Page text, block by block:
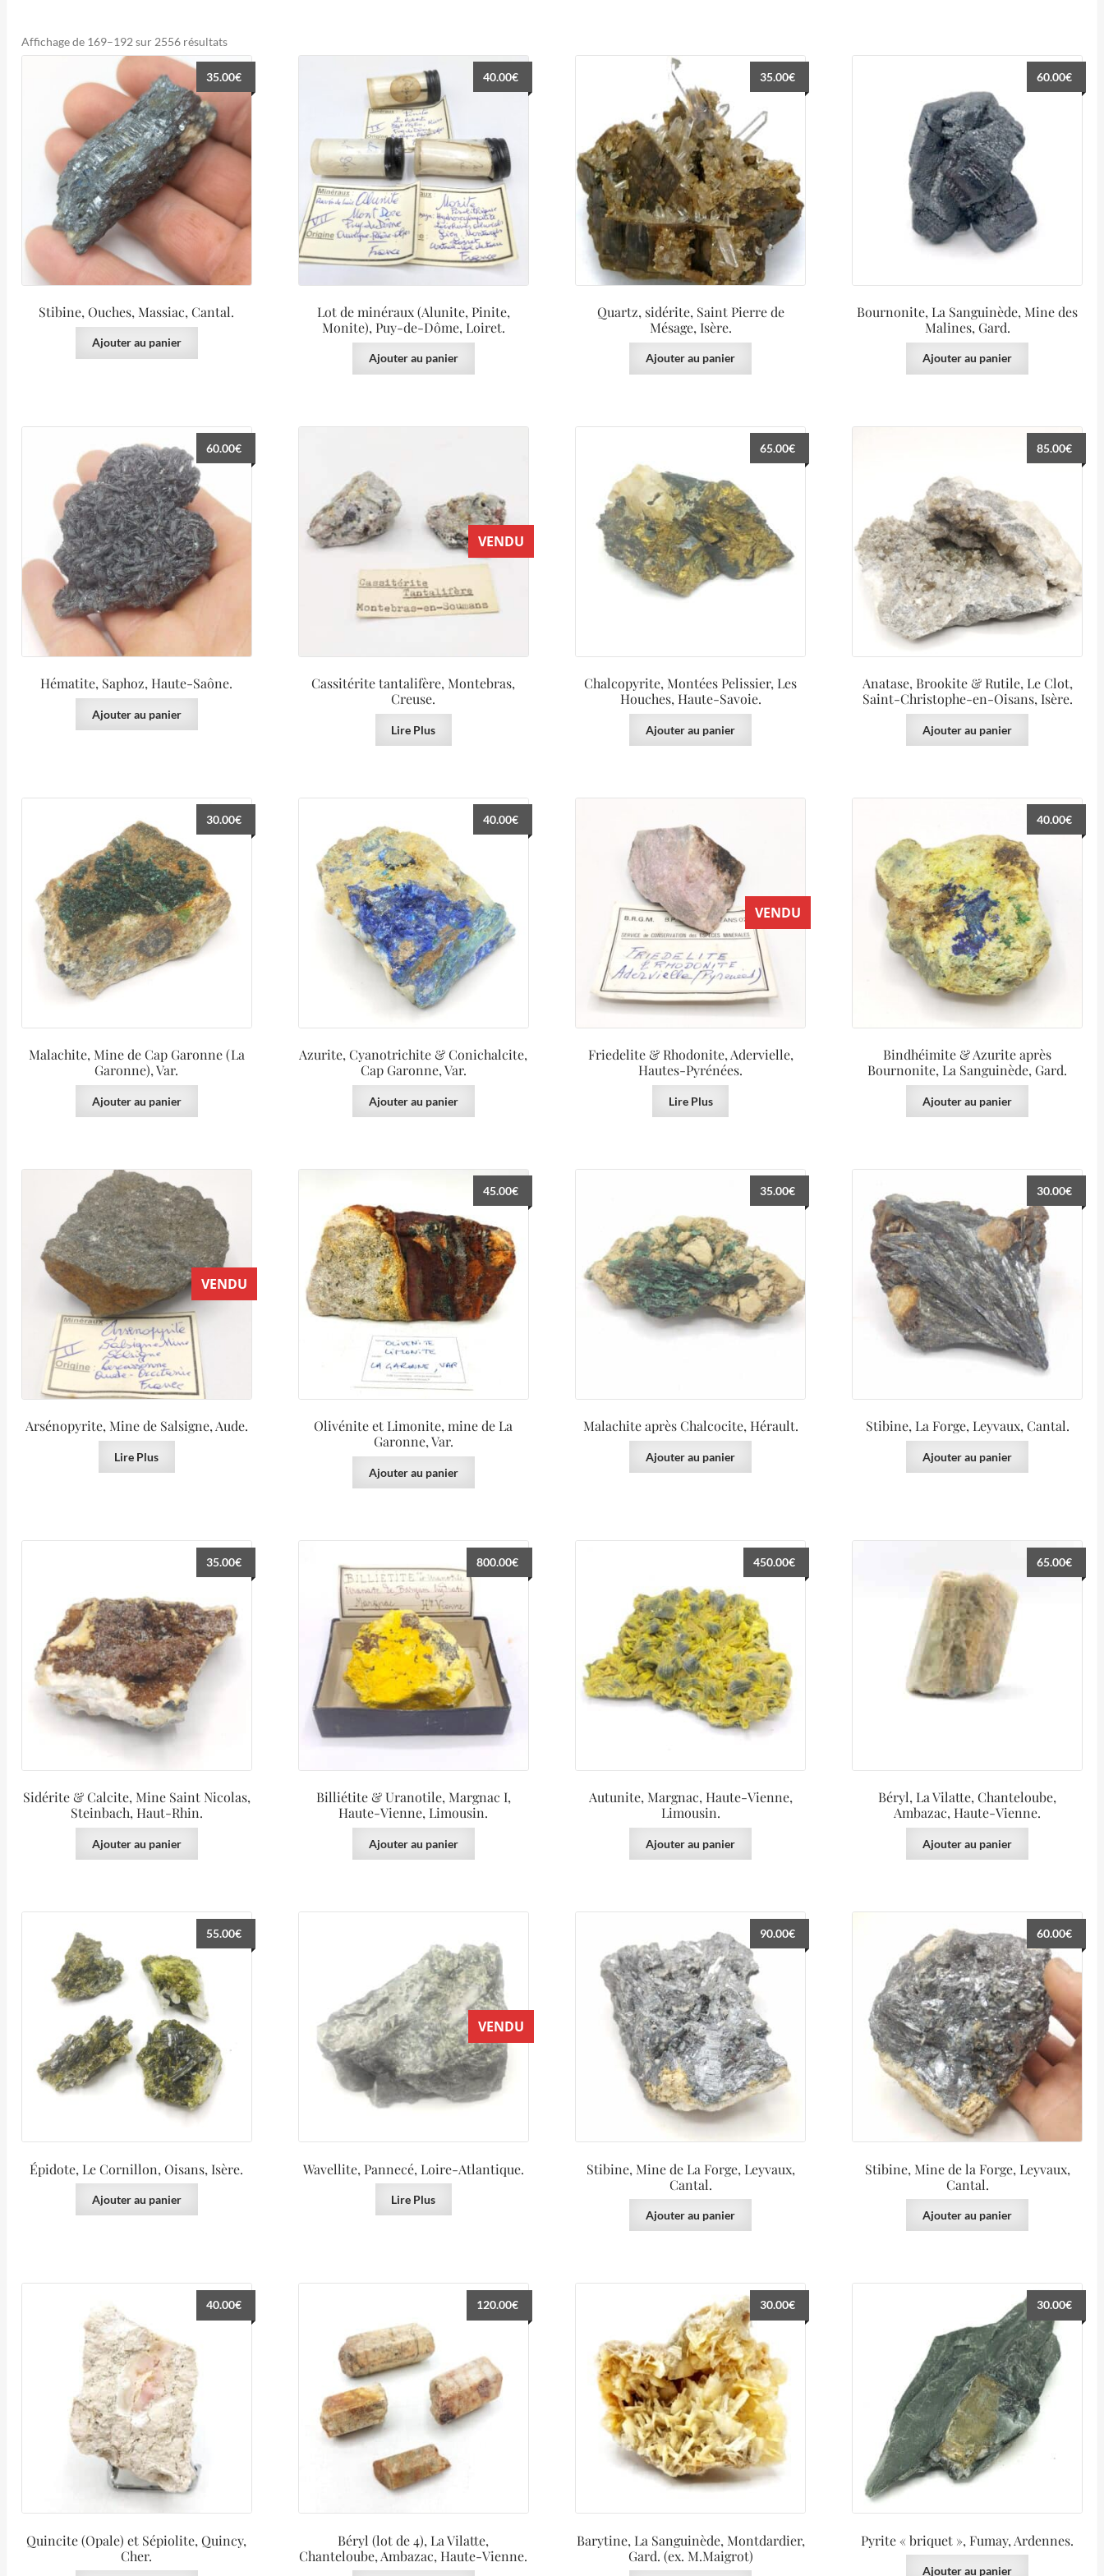
Affichage de 169–192 sur 2556 résultatsTrié
du
plus
récent
au
ancien
Stibine, Ouches, Massiac, Cantal.
35.00€
Ajouter au panier
Lot de minéraux (Alunite, Pinite,
Monite), Puy-de-Dôme, Loiret.
40.00€
Ajouter au panier
Quartz, sidérite, Saint Pierre de
Mésage, Isère.
35.00€
Ajouter au panier
Bournonite, La Sanguinède, Mine des
Malines, Gard.
60.00€
Ajouter au panier
Hématite, Saphoz, Haute-Saône.
60.00€
Ajouter au panier
VENDU
Cassitérite tantalifère, Montebras,
Creuse.
Lire Plus
Chalcopyrite, Montées Pelissier, Les
Houches, Haute-Savoie.
65.00€
Ajouter au panier
Anatase, Brookite & Rutile, Le Clot,
Saint-Christophe-en-Oisans, Isère.
85.00€
Ajouter au panier
Malachite, Mine de Cap Garonne (La
Garonne), Var.
30.00€
Ajouter au panier
Azurite, Cyanotrichite & Conichalcite,
Cap Garonne, Var.
40.00€
Ajouter au panier
VENDU
Friedelite & Rhodonite, Adervielle,
Hautes-Pyrénées.
Lire Plus
Bindhéimite & Azurite après
Bournonite, La Sanguinède, Gard.
40.00€
Ajouter au panier
VENDU
Arsénopyrite, Mine de Salsigne, Aude.
Lire Plus
Olivénite et Limonite, mine de La
Garonne, Var.
45.00€
Ajouter au panier
Malachite après Chalcocite, Hérault.
35.00€
Ajouter au panier
Stibine, La Forge, Leyvaux, Cantal.
30.00€
Ajouter au panier
Sidérite & Calcite, Mine Saint Nicolas,
Steinbach, Haut-Rhin.
35.00€
Ajouter au panier
Billiétite & Uranotile, Margnac I,
Haute-Vienne, Limousin.
800.00€
Ajouter au panier
Autunite, Margnac, Haute-Vienne,
Limousin.
450.00€
Ajouter au panier
Béryl, La Vilatte, Chanteloube,
Ambazac, Haute-Vienne.
65.00€
Ajouter au panier
Épidote, Le Cornillon, Oisans, Isère.
55.00€
Ajouter au panier
VENDU
Wavellite, Pannecé, Loire-Atlantique.
Lire Plus
Stibine, Mine de La Forge, Leyvaux,
Cantal.
90.00€
Ajouter au panier
Stibine, Mine de la Forge, Leyvaux,
Cantal.
60.00€
Ajouter au panier
Quincite (Opale) et Sépiolite, Quincy,
Cher.
40.00€
Béryl (lot de 4), La Vilatte,
Chanteloube, Ambazac, Haute-Vienne.
120.00€
Barytine, La Sanguinède, Montdardier,
Gard. (ex. M.Maigrot)
30.00€
Pyrite « briquet », Fumay, Ardennes.
30.00€
Ajouter au panier